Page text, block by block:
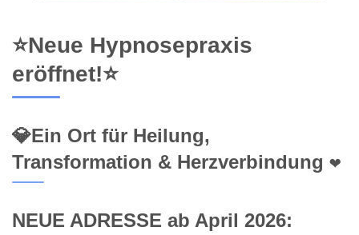
⭐Neue Hypnosepraxis
eröffnet!⭐
💎Ein Ort für Heilung,
Transformation & Herzverbindung ❤️
NEUE ADRESSE ab April 2026: